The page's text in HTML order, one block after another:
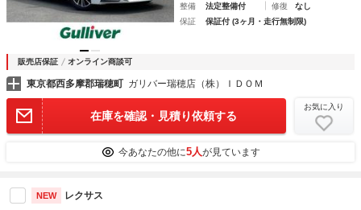
整備
法定整備付 修復
なし
保証
保証付 (3ヶ月・走行無制限)
販売店保証 オンライン商談可
東京都西多摩郡瑞穂町 ガリバー瑞穂店（株）ＩＤＯＭ
在庫を確認・見積り依頼する
お気に入り
今あなたの他に5人が見ています
NEW レクサス